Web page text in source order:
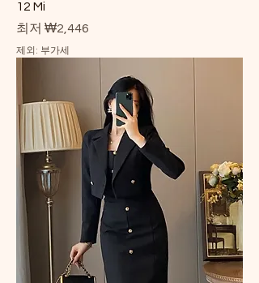
12 Mi
최저 ₩2,446
할인가
제외: 부가세